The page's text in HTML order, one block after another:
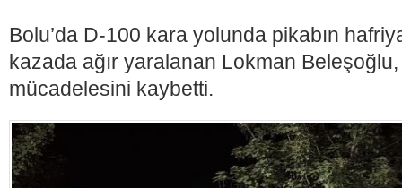
Bolu’da D-100 kara yolunda pikabın
kazada ağır yaralanan Lokman
mücadelesini kaybetti.